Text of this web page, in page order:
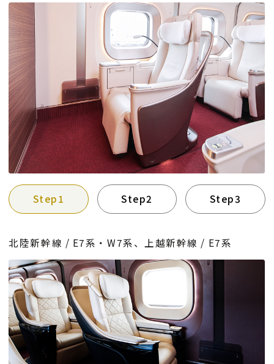
Step1 Step2 Step3
北陸新幹線 / E7系・W7系、上越新幹線 / E7系